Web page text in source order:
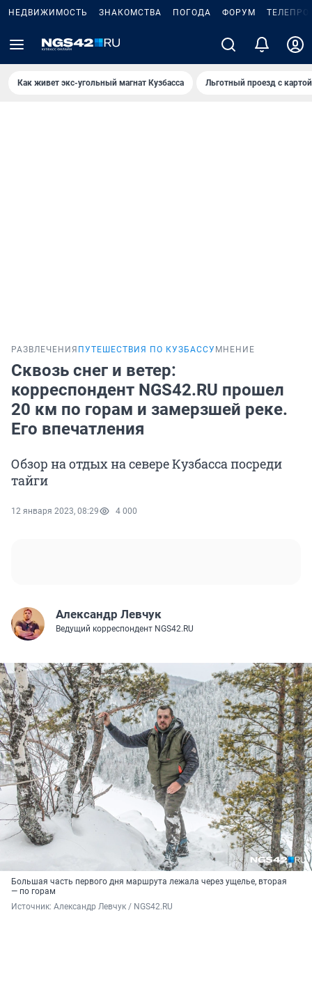
НЕДВИЖИМОСТЬ ЗНАКОМСТВА ПОГОДА ФОРУМ
Как живет экс-угольный магнат Кузбасса Льготный проезд с
РАЗВЛЕЧЕНИЯ ПУТЕШЕСТВИЯ ПО КУЗБАССУ МНЕНИЕ
Сквозь снег и ветер:
корреспондент NGS42.RU прошел
20 км по горам и замерзшей реке.
Его впечатления
Обзор на отдых на севере Кузбасса посреди
тайги
12 января 2023, 08:29 4 000
Александр Левчук
Ведущий корреспондент NGS42.RU
Большая часть первого дня маршрута лежала через ущелье, вторая
— по горам
Источник: Александр Левчук / NGS42.RU